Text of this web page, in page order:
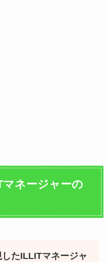
ネージャーの
たILLITマネージャ